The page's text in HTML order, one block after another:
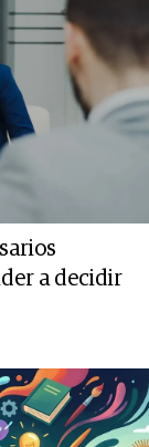
a decidir